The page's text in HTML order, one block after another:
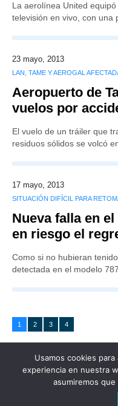
La aerolínea United
televisión en vivo, con una
23 mayo, 2013
LAN, TAME Y AEROGAL
Aeropuerto de
vuelos por
El vuelo de un tráiler que
residuos sólidos se volcó
17 mayo, 2013
SITUACIÓN DIFÍCIL PARA
Nueva falla en
en riesgo el
Como si no hubieran
detectada en el modelo
1 2 3 4
Usamos cookies
experiencia en nuestra
asumiremos
Publicidad